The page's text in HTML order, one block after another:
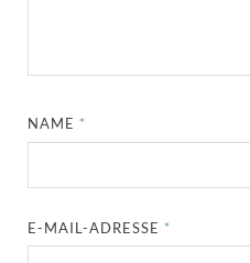
NAME *
E-MAIL-ADRESSE *